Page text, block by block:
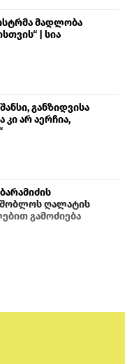
მადლობა
| სია
განზიდვისა
კი არ აერჩია,
ღალატის
გამოძიება